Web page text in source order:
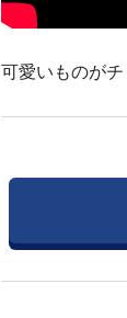
可愛いものが